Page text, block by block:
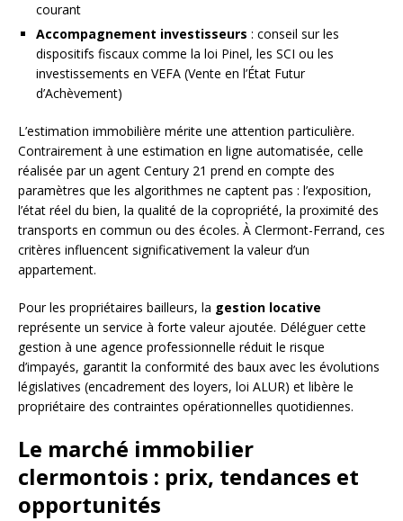
courant
Accompagnement investisseurs : conseil sur les
dispositifs fiscaux comme la loi Pinel, les SCI ou les
investissements en VEFA (Vente en l’État Futur
d’Achèvement)
L’estimation immobilière mérite une attention particulière.
Contrairement à une estimation en ligne automatisée, celle
réalisée par un agent Century 21 prend en compte des
paramètres que les algorithmes ne captent pas : l’exposition,
l’état réel du bien, la qualité de la copropriété, la proximité des
transports en commun ou des écoles. À Clermont-Ferrand, ces
critères influencent significativement la valeur d’un
appartement.
Pour les propriétaires bailleurs, la gestion locative
représente un service à forte valeur ajoutée. Déléguer cette
gestion à une agence professionnelle réduit le risque
d’impayés, garantit la conformité des baux avec les évolutions
législatives (encadrement des loyers, loi ALUR) et libère le
propriétaire des contraintes opérationnelles quotidiennes.
Le marché immobilier
clermontois : prix, tendances et
opportunités